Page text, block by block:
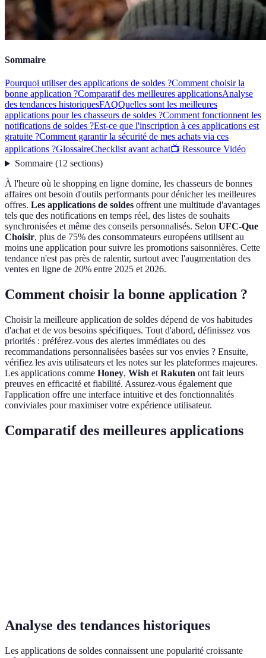
Sommaire
Pourquoi utiliser des applications de soldes ?Comment choisir la
bonne application ?Comparatif des meilleures applicationsAnalyse
des tendances historiquesFAQQuelles sont les meilleures
applications pour les chasseurs de soldes ?Comment fonctionnent les
notifications de soldes ?Est-ce que l'inscription à ces applications est
gratuite ?Comment garantir la sécurité de mes achats via ces
applications ?GlossaireChecklist avant achat📺 Ressource Vidéo
Sommaire(12 sections)
À l'heure où le shopping en ligne domine, les chasseurs de bonnes
affaires ont besoin d'outils performants pour dénicher les meilleures
offres. Les applications de soldes offrent une multitude d'avantages
tels que des notifications en temps réel, des listes de souhaits
synchronisées et même des conseils personnalisés. Selon UFC-Que
Choisir, plus de 75% des consommateurs européens utilisent au
moins une application pour suivre les promotions saisonnières. Cette
tendance n'est pas près de ralentir, surtout avec l'augmentation des
ventes en ligne de 20% entre 2025 et 2026.
Comment choisir la bonne application ?
Choisir la meilleure application de soldes dépend de vos habitudes
d'achat et de vos besoins spécifiques. Tout d'abord, définissez vos
priorités : préférez-vous des alertes immédiates ou des
recommandations personnalisées basées sur vos envies ? Ensuite,
vérifiez les avis utilisateurs et les notes sur les plateformes majeures.
Les applications comme Honey, Wish et Rakuten ont fait leurs
preuves en efficacité et fiabilité. Assurez-vous également que
l'application offre une interface intuitive et des fonctionnalités
conviviales pour maximiser votre expérience utilisateur.
Comparatif des meilleures applications
Analyse des tendances historiques
Les applications de soldes connaissent une popularité croissante